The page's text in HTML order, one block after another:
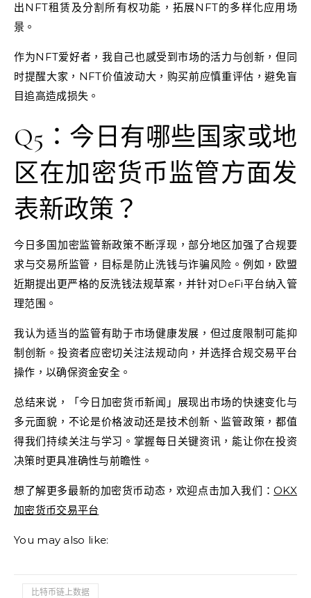
出NFT租赁及分割所有权功能，拓展NFT的多样化应用场
景。
作为NFT爱好者，我自己也感受到市场的活力与创新，但同
时提醒大家，NFT价值波动大，购买前应慎重评估，避免盲
目追高造成损失。
Q5：今日有哪些国家或地
区在加密货币监管方面发
表新政策？
今日多国加密监管新政策不断浮现，部分地区加强了合规要
求与交易所监管，目标是防止洗钱与诈骗风险。例如，欧盟
近期提出更严格的反洗钱法规草案，并针对DeFi平台纳入管
理范围。
我认为适当的监管有助于市场健康发展，但过度限制可能抑
制创新。投资者应密切关注法规动向，并选择合规交易平台
操作，以确保资金安全。
总结来说，「今日加密货币新闻」展现出市场的快速变化与
多元面貌，不论是价格波动还是技术创新、监管政策，都值
得我们持续关注与学习。掌握每日关键资讯，能让你在投资
决策时更具准确性与前瞻性。
想了解更多最新的加密货币动态，欢迎点击加入我们：OKX
加密货币交易平台
You may also like:
比特币链上数据